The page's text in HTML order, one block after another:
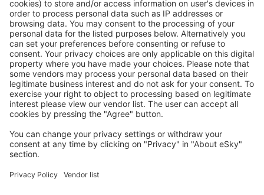
Attraktive Preise und Spezialangebote für eingeloggte
Benutzer.
Unterkünfte, die Sie mögen
Wählen Sie aus über 1,3 Millionen Unterkünften: Hotels,
Hütten, Apartments und andere.
Unterkünfte in Italien - Beliebte Städte